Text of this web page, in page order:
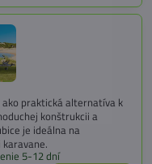
praktická alternatíva k
konštrukcii a
je ideálna na
5-12 dní